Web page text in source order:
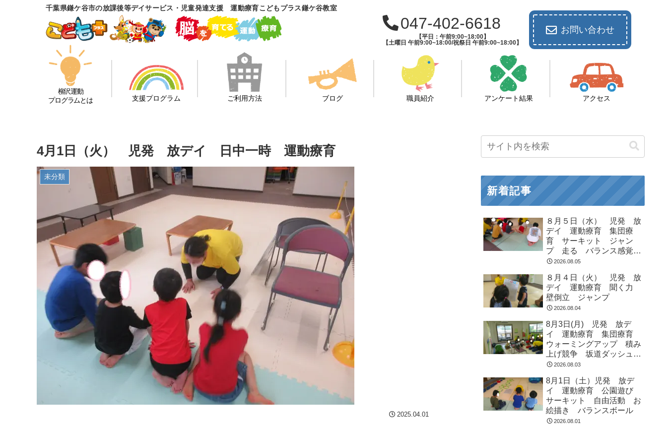
千葉県鎌ケ谷市の放課後等デイサービス・児童発達支援 運動療育こどもプラス鎌ケ谷教室
047-402-6618
【平日：午前9:00~18:00】
【土曜日 午前9:00~18:00/祝祭日 午前9:00~18:00】
お問い合わせ
柳沢運動
プログラムとは
支援プログラム ご利用方法 ブログ 職員紹介 アンケート結果 アクセス
4月1日（火） 児発 放デイ 日中一時 運動療育
未分類
2025.04.01
新着記事
８月５日（水） 児発 放
デイ 運動療育 集団療
育 サーキット ジャン
プ 走る バランス感覚
ラジオ体操
2026.08.05
８月４日（火） 児発 放
デイ 運動療育 聞く力
壁倒立 ジャンプ
2026.08.04
8月3日(月) 児発 放デ
イ 運動療育 集団療育
ウォーミングアップ 積み
上げ競争 坂道ダッシュ
走って歩いて お芋とク
2026.08.03
8月1日（土）児発 放デ
イ 運動療育 公園遊び
サーキット 自由活動 お
絵描き バランスボール
2026.08.01